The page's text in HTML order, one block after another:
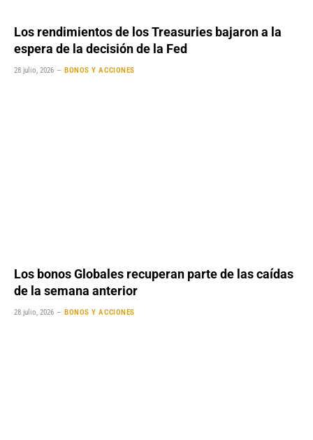
Los rendimientos de los Treasuries bajaron a la
espera de la decisión de la Fed
28 julio, 2026 BONOS Y ACCIONES
Los bonos Globales recuperan parte de las caídas
de la semana anterior
28 julio, 2026 BONOS Y ACCIONES